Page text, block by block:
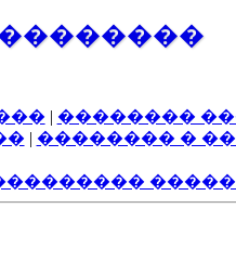
| ��������
| �������� �